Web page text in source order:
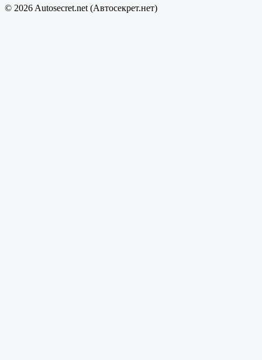
© 2026 Autosecret.net (Автосекрет.нет)